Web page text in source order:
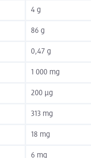
4 g
86 g
0,47 g
1 000 mg
200 µg
313 mg
18 mg
6 mg